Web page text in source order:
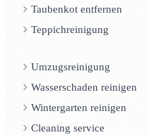
Taubenkot entfernen
Teppichreinigung
Umzugsreinigung
Wasserschaden reinigen
Wintergarten reinigen
Cleaning service